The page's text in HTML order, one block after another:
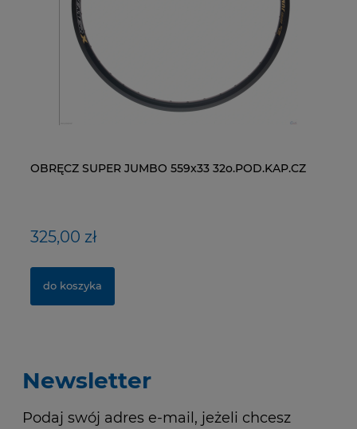
OBRĘCZ SUPER JUMBO 559x33 32o.POD.KAP.CZ
325,00 zł
do koszyka
ŁAŃCUCH KMC X9-93- 116 ogniw / 9- rzędowy +
40,00 zł
do koszyka
Newsletter
Podaj swój adres e-mail, jeżeli chcesz